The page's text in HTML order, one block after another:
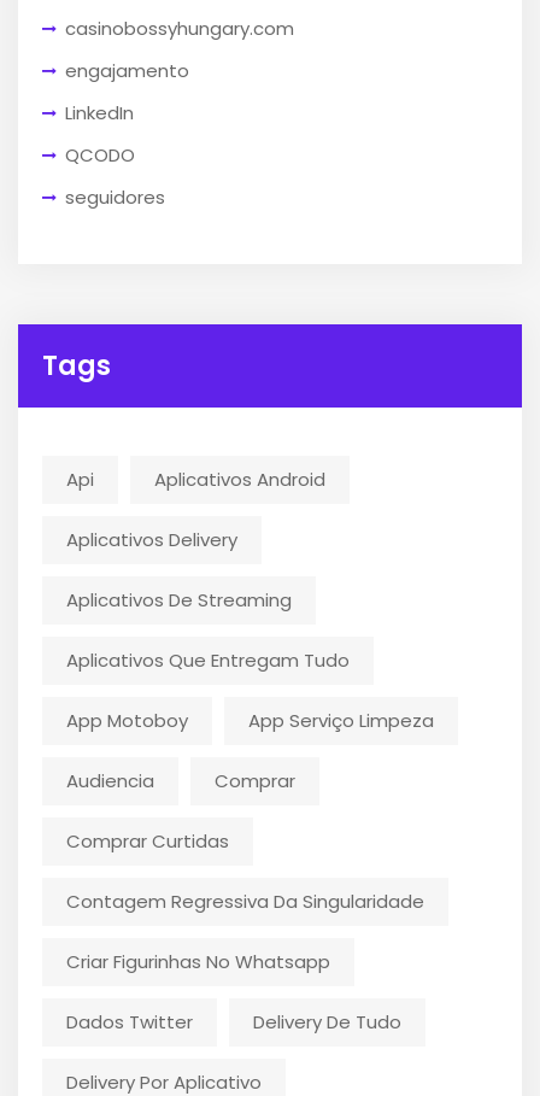
casinobossyhungary.com
engajamento
LinkedIn
QCODO
seguidores
Tags
Api Aplicativos Android
Aplicativos Delivery
Aplicativos De Streaming
Aplicativos Que Entregam Tudo
App Motoboy App Serviço Limpeza
Audiencia Comprar
Comprar Curtidas
Contagem Regressiva Da Singularidade
Criar Figurinhas No Whatsapp
Dados Twitter Delivery De Tudo
Delivery Por Aplicativo